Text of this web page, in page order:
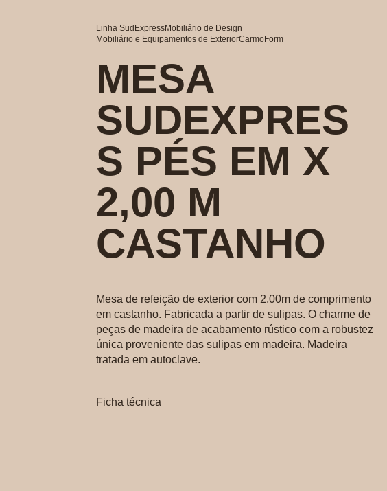
Linha SudExpressMobiliário de Design
Mobiliário e Equipamentos de ExteriorCarmoForm
MESA
SUDEXPRES
S PÉS EM X
2,00 M
CASTANHO
Mesa de refeição de exterior com 2,00m de comprimento
em castanho. Fabricada a partir de sulipas. O charme de
peças de madeira de acabamento rústico com a robustez
única proveniente das sulipas em madeira. Madeira
tratada em autoclave.
Ficha técnica